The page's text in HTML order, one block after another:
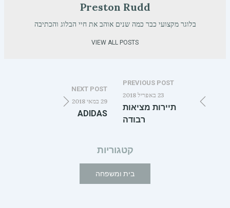
Preston Rudd
בלוגר מקצועי כבר כמה שנים אוהב את חיי הבלוג והכתיבה
VIEW ALL POSTS
PREVIOUS POST
23 באפריל 2018
תיירות מציאות
רבודה
NEXT POST
29 במאי 2018
ADIDAS
קטגוריות
בית ומשפחה